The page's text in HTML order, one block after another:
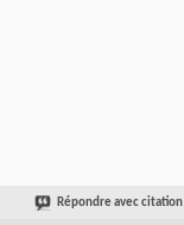
Répondre avec citation